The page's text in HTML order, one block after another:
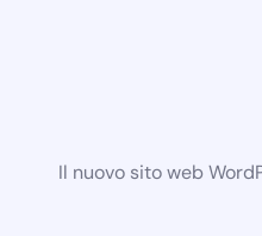
Il nuovo sito web